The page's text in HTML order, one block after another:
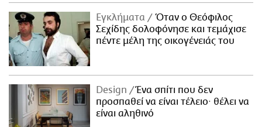
Εγκλήματα
Όταν ο Θεόφιλος
Σεχίδης δολοφόνησε και τεμάχισε
πέντε μέλη της οικογένειάς του
Design
Ένα σπίτι που δεν
προσπαθεί να είναι τέλειο· θέλει να
είναι αληθινό